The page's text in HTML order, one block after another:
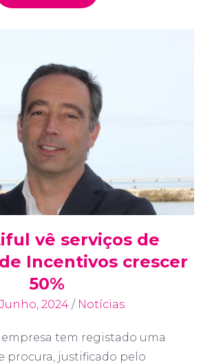
vê serviços de
Incentivos crescer
50%
2024 / Notícias
empresa tem registado uma
procura, justificado pelo